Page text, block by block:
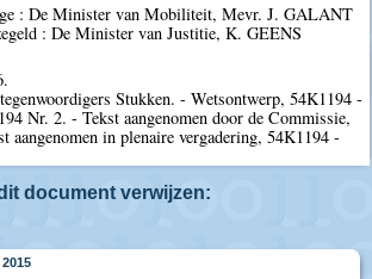
: De Minister van Mobiliteit, Mevr. J. GALANT
: De Minister van Justitie, K. GEENS
Stukken. - Wetsontwerp, 54K1194 -
Nr. 2. - Tekst aangenomen door de Commissie,
aangenomen in plenaire vergadering, 54K1194 -
document verwijzen: